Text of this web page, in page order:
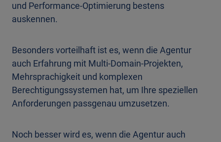
und Performance-Optimierung bestens
auskennen.
Besonders vorteilhaft ist es, wenn die Agentur
auch Erfahrung mit Multi-Domain-Projekten,
Mehrsprachigkeit und komplexen
Berechtigungssystemen hat, um Ihre speziellen
Anforderungen passgenau umzusetzen.
Noch besser wird es, wenn die Agentur auch